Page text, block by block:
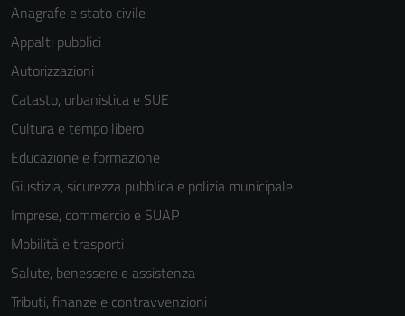
Anagrafe e stato civile
Appalti pubblici
Autorizzazioni
Catasto, urbanistica e SUE
Cultura e tempo libero
Educazione e formazione
Giustizia, sicurezza pubblica e polizia municipale
Imprese, commercio e SUAP
Mobilità e trasporti
Salute, benessere e assistenza
Tributi, finanze e contravvenzioni